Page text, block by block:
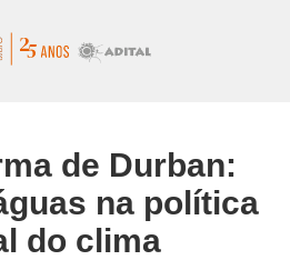
de Durban:
na política
do clima